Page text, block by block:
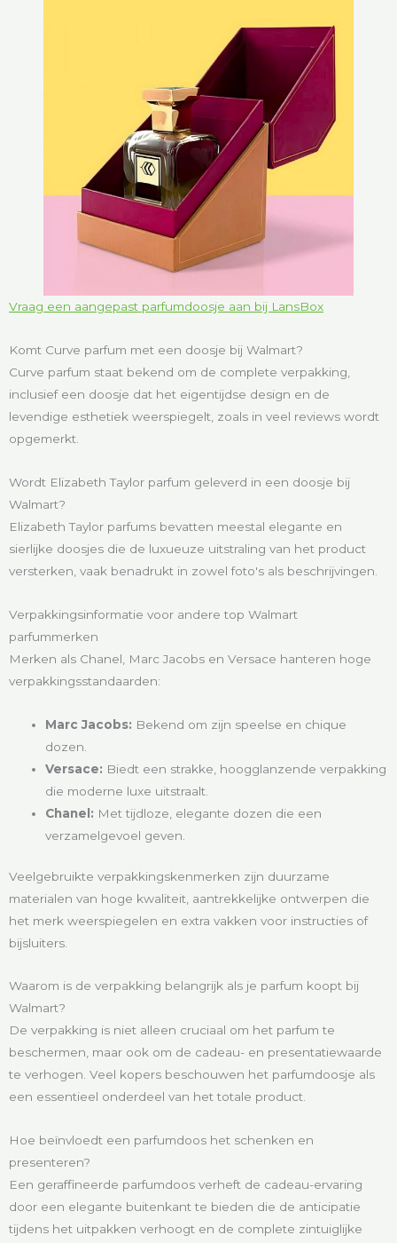
Vraag een aangepast parfumdoosje aan bij LansBox
Komt Curve parfum met een doosje bij Walmart?
Curve parfum staat bekend om de complete verpakking,
inclusief een doosje dat het eigentijdse design en de
levendige esthetiek weerspiegelt, zoals in veel reviews wordt
opgemerkt.
Wordt Elizabeth Taylor parfum geleverd in een doosje bij
Walmart?
Elizabeth Taylor parfums bevatten meestal elegante en
sierlijke doosjes die de luxueuze uitstraling van het product
versterken, vaak benadrukt in zowel foto's als beschrijvingen.
Verpakkingsinformatie voor andere top Walmart
parfummerken
Merken als Chanel, Marc Jacobs en Versace hanteren hoge
verpakkingsstandaarden:
Marc Jacobs: Bekend om zijn speelse en chique
dozen.
Versace: Biedt een strakke, hoogglanzende verpakking
die moderne luxe uitstraalt.
Chanel: Met tijdloze, elegante dozen die een
verzamelgevoel geven.
Veelgebruikte verpakkingskenmerken zijn duurzame
materialen van hoge kwaliteit, aantrekkelijke ontwerpen die
het merk weerspiegelen en extra vakken voor instructies of
bijsluiters.
Waarom is de verpakking belangrijk als je parfum koopt bij
Walmart?
De verpakking is niet alleen cruciaal om het parfum te
beschermen, maar ook om de cadeau- en presentatiewaarde
te verhogen. Veel kopers beschouwen het parfumdoosje als
een essentieel onderdeel van het totale product.
Hoe beïnvloedt een parfumdoos het schenken en
presenteren?
Een geraffineerde parfumdoos verheft de cadeau-ervaring
door een elegante buitenkant te bieden die de anticipatie
tijdens het uitpakken verhoogt en de complete zintuiglijke